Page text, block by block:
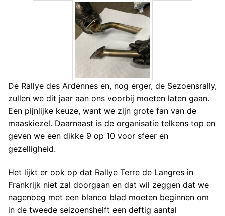
De Rallye des Ardennes en, nog erger, de Sezoensrally,
zullen we dit jaar aan ons voorbij moeten laten gaan.
Een pijnlijke keuze, want we zijn grote fan van de
maaskiezel. Daarnaast is de organisatie telkens top en
geven we een dikke 9 op 10 voor sfeer en
gezelligheid.
Het lijkt er ook op dat Rallye Terre de Langres in
Frankrijk niet zal doorgaan en dat wil zeggen dat we
nagenoeg met een blanco blad moeten beginnen om
in de tweede seizoenshelft een deftig aantal